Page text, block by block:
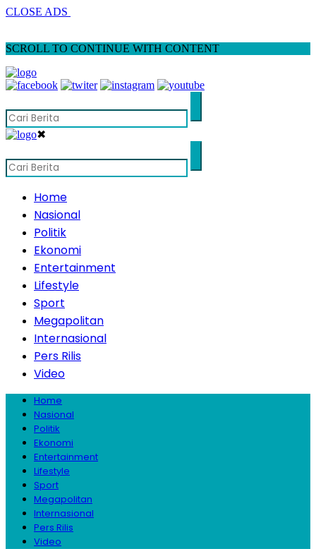
CLOSE ADS
SCROLL TO CONTINUE WITH CONTENT
✖
Home
Nasional
Politik
Ekonomi
Entertainment
Lifestyle
Sport
Megapolitan
Internasional
Pers Rilis
Video
Home
Nasional
Politik
Ekonomi
Entertainment
Lifestyle
Sport
Megapolitan
Internasional
Pers Rilis
Video